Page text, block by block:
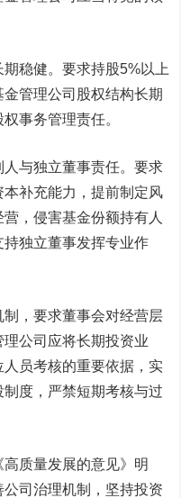
稳健。要求持股5%以上
管理公司股权结构长期
事务管理责任。
与独立董事责任。要求
补充能力，提前制定风
，侵害基金份额持有人
独立董事发挥专业作
，要求董事会对经营层
公司应将长期投资业
员考核的重要依据，实
度，严禁短期考核与过
质量发展的意见》明
司治理机制，坚持投资